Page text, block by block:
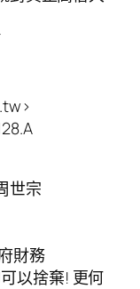
世宗
財務
以捨棄! 更何